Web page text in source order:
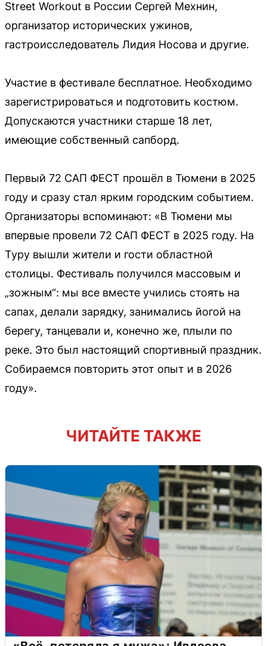
Street Workout в России Сергей Мехнин,
организатор исторических ужинов,
гастроисследователь Лидия Носова и другие.
Участие в фестивале бесплатное. Необходимо
зарегистрироваться и подготовить костюм.
Допускаются участники старше 18 лет,
имеющие собственный сапборд.
Первый 72 САП ФЕСТ прошёл в Тюмени в 2025
году и сразу стал ярким городским событием.
Организаторы вспоминают: «В Тюмени мы
впервые провели 72 САП ФЕСТ в 2025 году. На
Туру вышли жители и гости областной
столицы. Фестиваль получился массовым и
„зожным“: мы все вместе учились стоять на
сапах, делали зарядку, занимались йогой на
берегу, танцевали и, конечно же, плыли по
реке. Это был настоящий спортивный праздник.
Собираемся повторить этот опыт и в 2026
году».
ЧИТАЙТЕ ТАКЖЕ